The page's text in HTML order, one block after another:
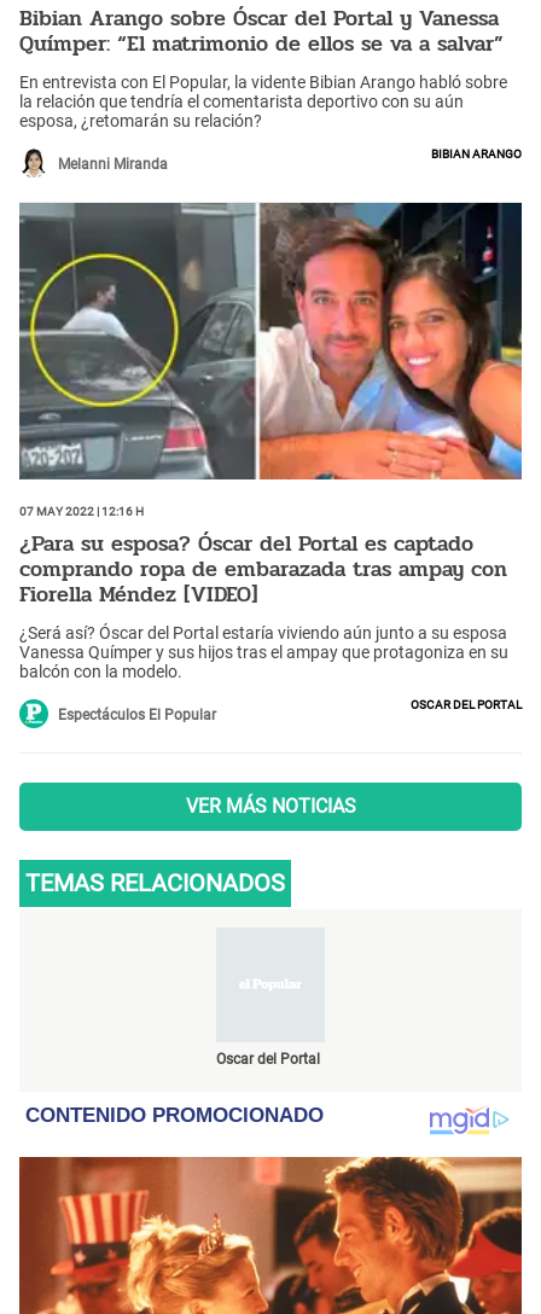
Bibian Arango sobre Óscar del Portal y Vanessa
Químper: “El matrimonio de ellos se va a salvar”
En entrevista con El Popular, la vidente Bibian Arango habló sobre
la relación que tendría el comentarista deportivo con su aún
esposa, ¿retomarán su relación?
Melanni Miranda
Bibian Arango
07 May 2022 | 12:16 h
¿Para su esposa? Óscar del Portal es captado
comprando ropa de embarazada tras ampay con
Fiorella Méndez [VIDEO]
¿Será así? Óscar del Portal estaría viviendo aún junto a su esposa
Vanessa Químper y sus hijos tras el ampay que protagoniza en su
balcón con la modelo.
Espectáculos El Popular
Oscar del Portal
VER MÁS NOTICIAS
TEMAS RELACIONADOS
Oscar del Portal